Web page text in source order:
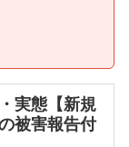
実態【新規
被害報告付